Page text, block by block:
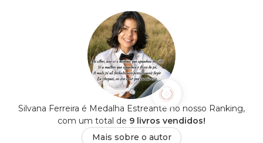
Silvana Ferreira é Medalha Estreante no nosso Ranking,
com um total de 9 livros vendidos!
Mais sobre o autor